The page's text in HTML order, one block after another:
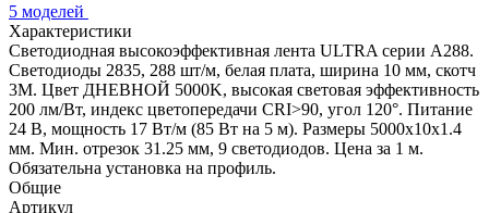
5 моделей
Характеристики
Светодиодная высокоэффективная лента ULTRA серии A288.
Светодиоды 2835, 288 шт/м, белая плата, ширина 10 мм, скотч
3M. Цвет ДНЕВНОЙ 5000K, высокая световая эффективность
200 лм/Вт, индекс цветопередачи CRI>90, угол 120°. Питание
24 В, мощность 17 Вт/м (85 Вт на 5 м). Размеры 5000x10x1.4
мм. Мин. отрезок 31.25 мм, 9 светодиодов. Цена за 1 м.
Обязательна установка на профиль.
Общие
Артикул